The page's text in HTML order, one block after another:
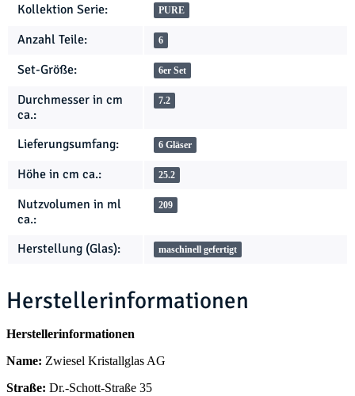
Kollektion Serie: PURE
Anzahl Teile: 6
Set-Größe: 6er Set
Durchmesser in cm
ca.:
7.2
Lieferungsumfang: 6 Gläser
Höhe in cm ca.: 25.2
Nutzvolumen in ml
ca.:
209
Herstellung (Glas): maschinell gefertigt
Herstellerinformationen
Herstellerinformationen
Name: Zwiesel Kristallglas AG
Straße: Dr.-Schott-Straße 35